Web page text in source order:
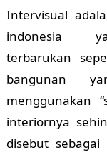
Intervisual
indonesia
terbarukan
bangunan
menggunakan
interiornya
disebut